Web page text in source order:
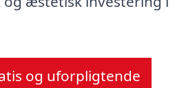
og uforpligtende